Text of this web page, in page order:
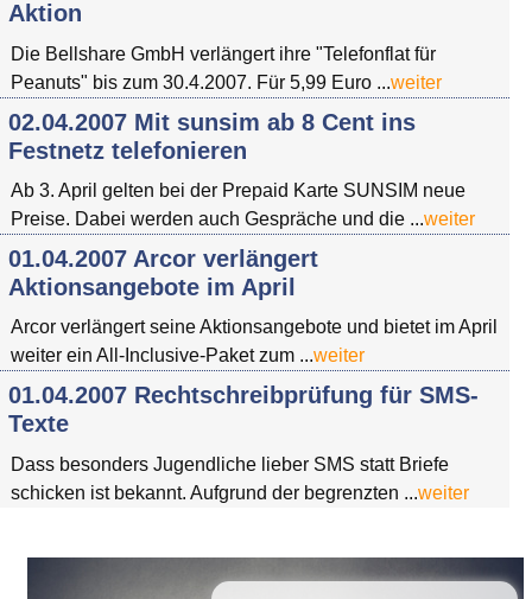
Aktion
Die Bellshare GmbH verlängert ihre "Telefonflat für
Peanuts" bis zum 30.4.2007. Für 5,99 Euro ...weiter
02.04.2007 Mit sunsim ab 8 Cent ins
Festnetz telefonieren
Ab 3. April gelten bei der Prepaid Karte SUNSIM neue
Preise. Dabei werden auch Gespräche und die ...weiter
01.04.2007 Arcor verlängert
Aktionsangebote im April
Arcor verlängert seine Aktionsangebote und bietet im April
weiter ein All-Inclusive-Paket zum ...weiter
01.04.2007 Rechtschreibprüfung für SMS-
Texte
Dass besonders Jugendliche lieber SMS statt Briefe
schicken ist bekannt. Aufgrund der begrenzten ...weiter